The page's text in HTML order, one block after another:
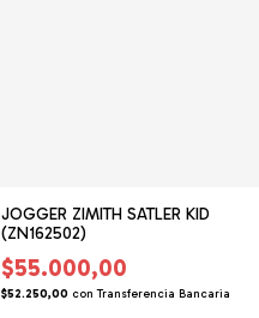
JOGGER ZIMITH SATLER KID
(ZN162502)
$55.000,00
$52.250,00 con Transferencia Bancaria